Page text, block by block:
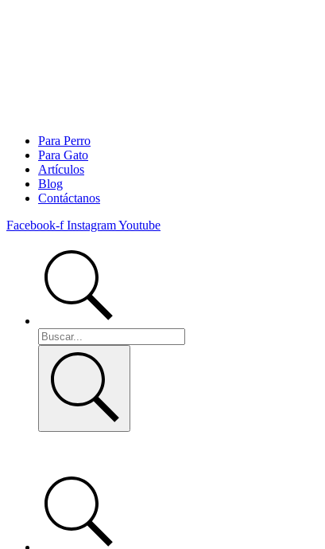
Para Perro
Para Gato
Artículos
Blog
Contáctanos
Facebook-f InstagramYoutube